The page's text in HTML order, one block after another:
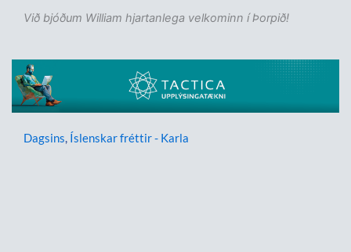
Við bjóðum William hjartanlega velkominn í Þorpið!
Dagsins, Íslenskar fréttir - Karla